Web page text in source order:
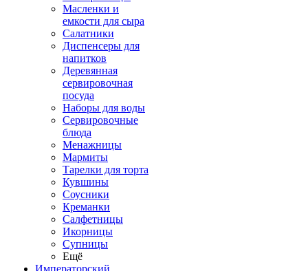
Масленки и
емкости для сыра
Салатники
Диспенсеры для
напитков
Деревянная
сервировочная
посуда
Наборы для воды
Сервировочные
блюда
Менажницы
Мармиты
Тарелки для торта
Кувшины
Соусники
Креманки
Салфетницы
Икорницы
Супницы
Ещё
Императорский